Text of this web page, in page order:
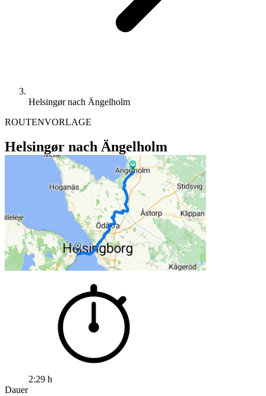
Helsingør nach Ängelholm
ROUTENVORLAGE
Helsingør nach Ängelholm
2:29 h
Dauer